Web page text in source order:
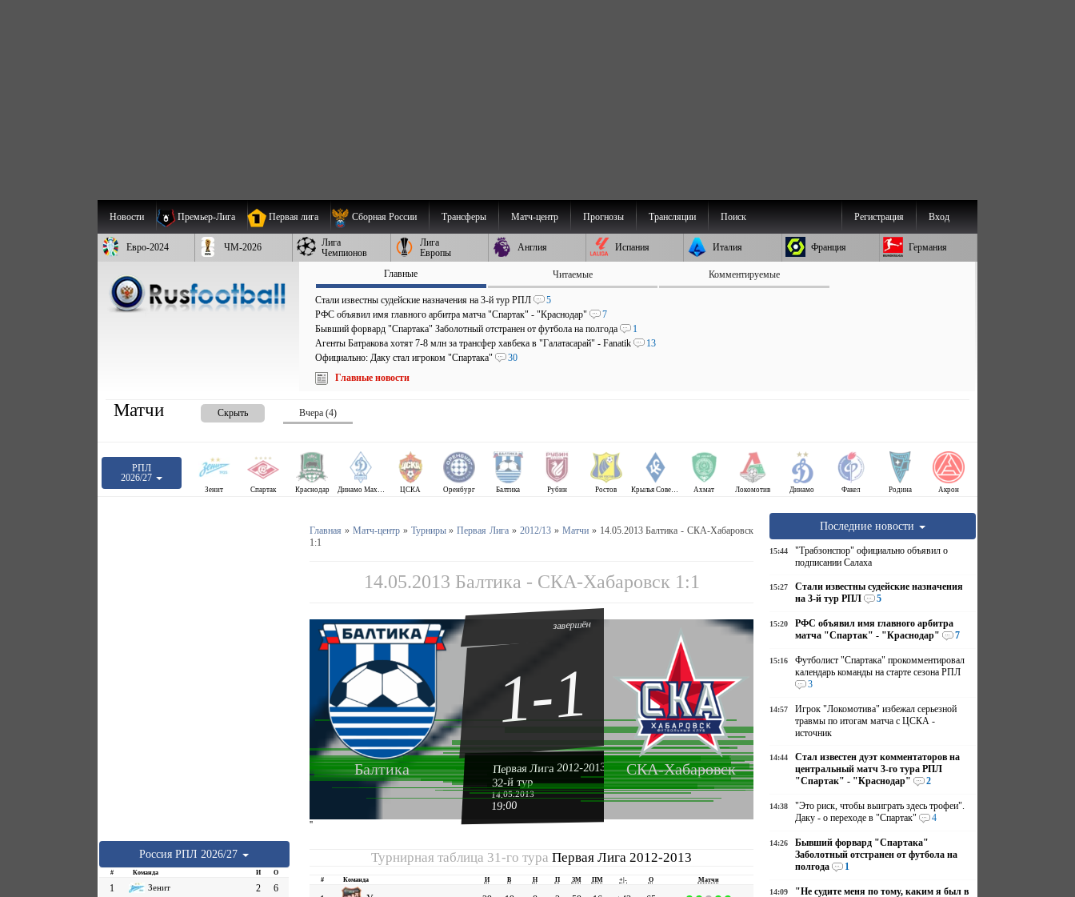
Новости Премьер-Лига Первая лига Сборная России Трансферы Матч-центр Прогнозы Трансляции Поиск Вход
Регистрация
Евро-2024 ЧМ-2026
Лига
Чемпионов
Лига
Европы
Англия Испания Италия Франция Германия
Главные Читаемые Комментируемые
Стали известны судейские назначения на 3-й тур РПЛ
5
РФС объявил имя главного арбитра матча "Спартак" - "Краснодар"
7
Бывший форвард "Спартака" Заболотный отстранен от футбола на полгода
1
Агенты Батракова хотят 7-8 млн за трансфер хавбека в "Галатасарай" - Fanatik
13
Официально: Даку стал игроком "Спартака"
30
Главные новости
Матчи Скрыть Вчера (4)
РПЛ
2026/27
Зенит Спартак Краснодар Динамо Махачкала ЦСКА Оренбург Балтика Рубин Ростов Крылья Советов Ахмат Локомотив Динамо Факел Родина Акрон
Россия РПЛ 2026/27
# Команда И О
1 Зенит 2
6
Главная » Матч-центр» Турниры»Первая Лига » 2012/13» Матчи» 14.05.2013 Балтика - СКА-Хабаровск
1:1
14.05.2013 Балтика - СКА-Хабаровск 1:1
Балтика СКА-Хабаровск
завершён
1-1
Первая Лига 2012-2013
32-й тур
14.05.2013
19:00
''
Турнирная таблица 31-го тураПервая Лига 2012-2013
# Команда И В Н П ЗМ ПМ +|- О Матчи
Последние новости
15:44
"Трабзонспор" официально объявил о
подписании Салаха
15:27
Стали известны судейские назначения
на 3-й тур РПЛ
5
15:20
РФС объявил имя главного арбитра
матча "Спартак" - "Краснодар"
7
15:16
Футболист "Спартака" прокомментировал
календарь команды на старте сезона РПЛ
3
14:57
Игрок "Локомотива" избежал серьезной
травмы по итогам матча с ЦСКА -
источник
14:44
Стал известен дуэт комментаторов на
центральный матч 3-го тура РПЛ
"Спартак" - "Краснодар"
2
14:38
"Это риск, чтобы выиграть здесь трофеи".
Даку - о переходе в "Спартак"
4
14:26
Бывший форвард "Спартака"
Заболотный отстранен от футбола на
полгода
1
14:09
"Не судите меня по тому, каким я был в